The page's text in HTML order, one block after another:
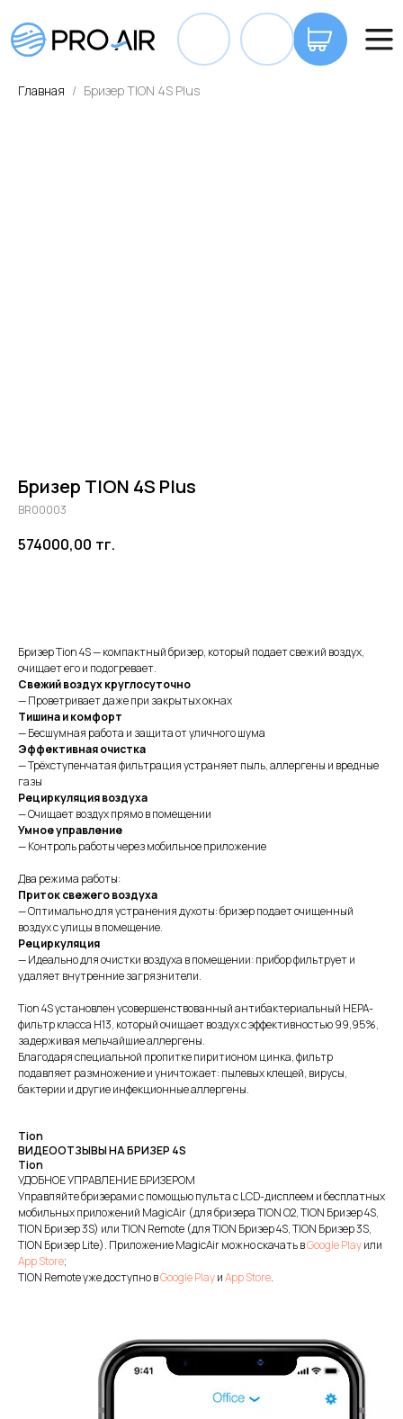
+7
Главная Бризер TION 4S Plus
Бризер TION 4S Plus
BR00003
574000,00 тг.
Бризер Tion 4S — компактный бризер, который подает свежий воздух,
очищает его и подогревает.
Свежий воздух круглосуточно
— Проветривает даже при закрытых окнах
Тишина и комфорт
— Бесшумная работа и защита от уличного шума
Эффективная очистка
— Трёхступенчатая фильтрация устраняет пыль, аллергены и вредные
газы
Рециркуляция воздуха
— Очищает воздух прямо в помещении
Умное управление
— Контроль работы через мобильное приложение
Два режима работы:
Приток свежего воздуха
— Оптимально для устранения духоты: бризер подает очищенный
воздух с улицы в помещение.
Рециркуляция
— Идеально для очистки воздуха в помещении: прибор фильтрует и
удаляет внутренние загрязнители.
Tion 4S установлен усовершенствованный антибактериальный HEPA-
фильтр класса H13, который очищает воздух с эффективностью 99,95%,
задерживая мельчайшие аллергены.
Благодаря специальной пропитке пиритионом цинка, фильтр
подавляет размножение и уничтожает: пылевых клещей, вирусы,
бактерии и другие инфекционные аллергены.
Tion
ВИДЕООТЗЫВЫ НА БРИЗЕР 4S
Tion
УДОБНОЕ УПРАВЛЕНИЕ БРИЗЕРОМ
Управляйте бризерами с помощью пульта с LCD-дисплеем и бесплатных
мобильных приложений MagicAir (для бризера TION O2, TION Бризер 4S,
TION Бризер 3S) или TION Remote (для TION Бризер 4S, TION Бризер 3S,
TION Бризер Lite). Приложение MagicAir можно скачать вGoogle Playили
App Store;
TION Remote уже доступно вGoogle PlayиApp Store.